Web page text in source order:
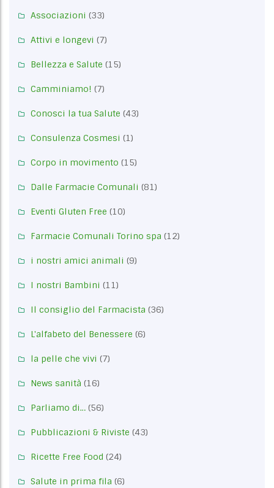
Associazioni (33)
Attivi e longevi (7)
Bellezza e Salute (15)
Camminiamo! (7)
Conosci la tua Salute (43)
Consulenza Cosmesi (1)
Corpo in movimento (15)
Dalle Farmacie Comunali (81)
Eventi Gluten Free (10)
Farmacie Comunali Torino spa (12)
i nostri amici animali (9)
I nostri Bambini (11)
Il consiglio del Farmacista (36)
L'alfabeto del Benessere (6)
la pelle che vivi (7)
News sanità (16)
Parliamo di… (56)
Pubblicazioni & Riviste (43)
Ricette Free Food (24)
Salute in prima fila (6)